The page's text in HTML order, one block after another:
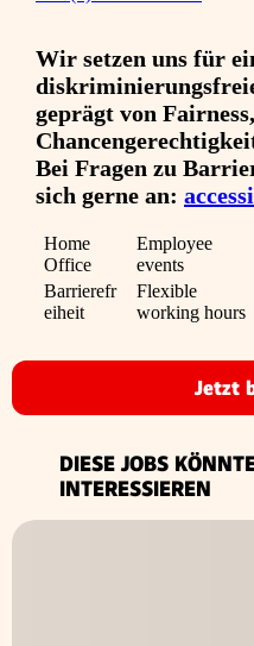
Wir setzen uns für
geprägt von
Bei Fragen zu
sich gerne an:
Home
Office
Employee
events
Barrierefr
eiheit
Flexible
working hours
Jetzt
DIESE JOBS
INTERESSIEREN